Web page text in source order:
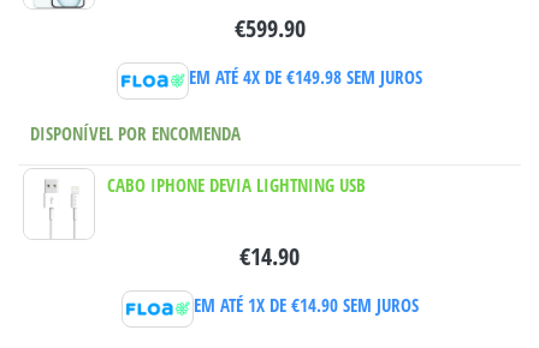
€599.90
EM ATÉ 4X DE €149.98 SEM JUROS
DISPONÍVEL POR ENCOMENDA
CABO IPHONE DEVIA LIGHTNING USB
€14.90
EM ATÉ 1X DE €14.90SEM JUROS